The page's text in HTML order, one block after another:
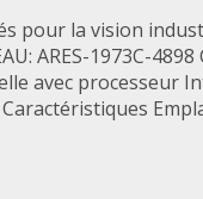
pour la vision
ARES-1973C-
avec processeur